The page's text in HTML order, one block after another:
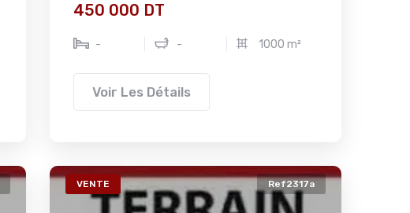
450 000 DT
- - 1000 m²
Voir Les Détails
VENTE Ref2317a